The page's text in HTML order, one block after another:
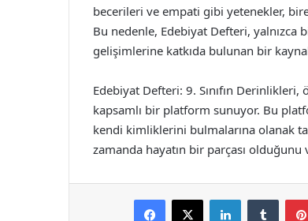
becerileri ve empati gibi yetenekler,
Bu nedenle, Edebiyat Defteri, yalnızca
gelişimlerine katkıda bulunan bir
Edebiyat Defteri: 9. Sınıfın
kapsamlı bir platform sunuyor. Bu
kendi kimliklerini bulmalarına olanak
zamanda hayatın bir parçası olduğunu
Facebook
X LinkedIn